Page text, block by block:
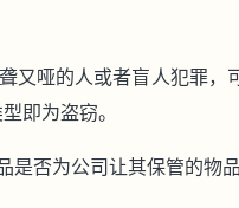
哑的人或者盲人犯罪，
即为盗窃。
否为公司让其保管的物品